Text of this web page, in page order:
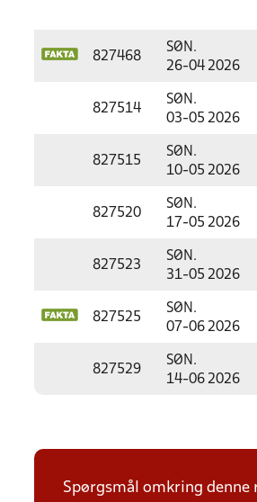
827468
SØN.
26-04 2026
827514
SØN.
03-05 2026
827515
SØN.
10-05 2026
827520
SØN.
17-05 2026
827523
SØN.
31-05 2026
827525
SØN.
07-06 2026
827529
SØN.
14-06 2026
Spørgsmål omkring